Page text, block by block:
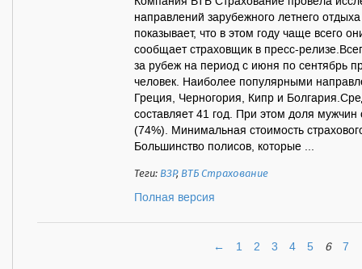
направлений зарубежного летнего
показывает, что в этом году чаще всего
сообщает страховщик в пресс-
за рубеж на период с июня по сентябрь
человек. Наиболее популярными
Греция, Черногория, Кипр и
составляет 41 год. При этом доля
(74%). Минимальная стоимость
Большинство полисов, которые ...
Теги:ВЗР,ВТБ Страхование
Полная версия
← 1 2 3 4 5 6 7